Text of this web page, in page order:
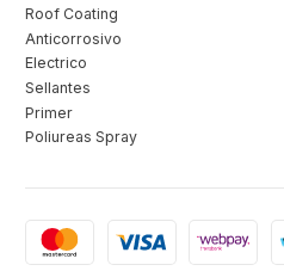
Roof Coating
Anticorrosivo
Electrico
Sellantes
Primer
Poliureas Spray